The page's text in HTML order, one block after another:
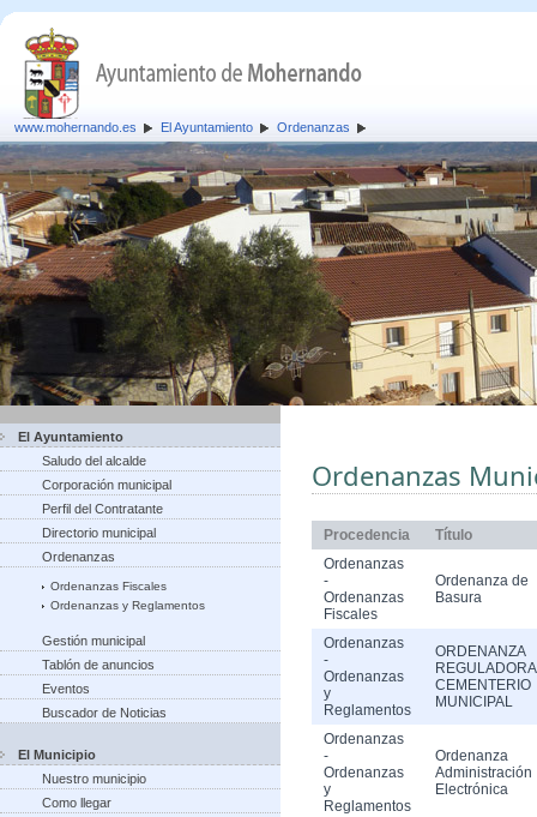
www.mohernando.es El Ayuntamiento Ordenanzas
El Ayuntamiento
Saludo del alcalde
Corporación municipal
Perfil del Contratante
Directorio municipal
Ordenanzas
Ordenanzas Fiscales
Ordenanzas y Reglamentos
Gestión municipal
Tablón de anuncios
Eventos
Buscador de Noticias
El Municipio
Nuestro municipio
Como llegar
Ordenanzas
Procedencia
Título
Ordenanzas
-
Ordenanzas
Fiscales
Ordenanza de
Basura
Ordenanzas
-
Ordenanzas
y
Reglamentos
ORDENANZA
CEMENTERIO
MUNICIPAL
Ordenanzas
-
Ordenanzas
y
Reglamentos
Ordenanza
Administración
Electrónica